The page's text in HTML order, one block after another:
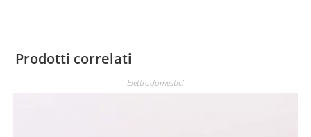
Prodotti correlati
Elettrodomestici